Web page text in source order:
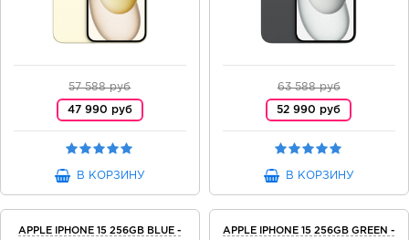
57 588 руб
47 990 руб
В КОРЗИНУ
63 588 руб
52 990 руб
В КОРЗИНУ
APPLE IPHONE 15 256GB BLUE -
APPLE IPHONE 15 256GB GREEN -